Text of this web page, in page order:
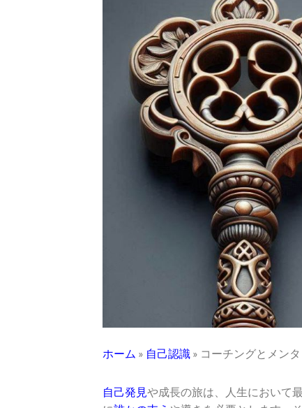
ホーム » 自己認識 » コーチングとメン
自己発見や成長の旅は、人生において